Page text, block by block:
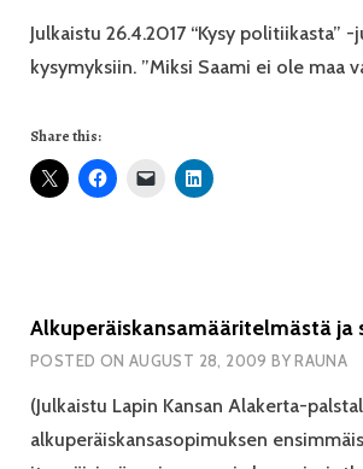
Julkaistu 26.4.2017 “Kysy
kysymyksiin. ”Miksi Saami ei ole maa
Share this:
Alkuperäiskansamääritelmästä ja
POSTED ON AUGUST 28, 2009 BYRAUNA
(Julkaistu Lapin Kansan Alakerta-
alkuperäiskansasopimuksen